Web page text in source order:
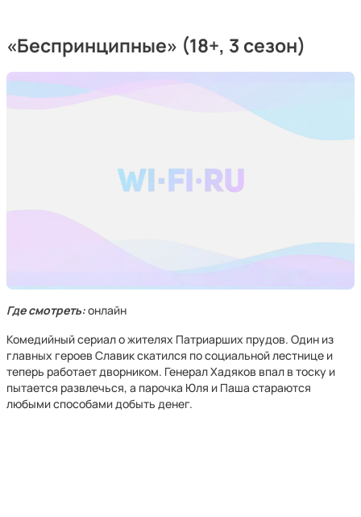
«Беспринципные» (18+, 3 сезон)
Где смотреть:онлайн
Комедийный сериал о жителях Патриарших прудов. Один из
главных героев Славик скатился по социальной лестнице и
теперь работает дворником. Генерал Хадяков впал в тоску и
пытается развлечься, а парочка Юля и Паша стараются
любыми способами добыть денег.